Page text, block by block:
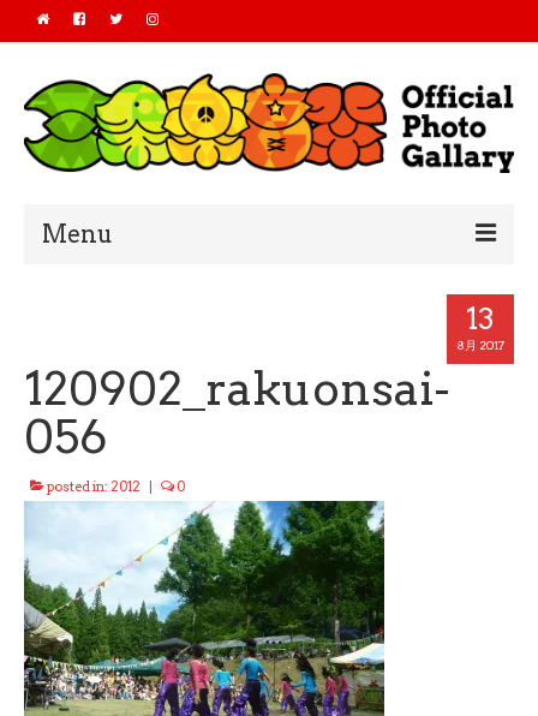
Menu
2018
2017
2016
All Photo
Official Site
13
8月 2017
120902_rakuonsai-
056
posted in: 2012 0